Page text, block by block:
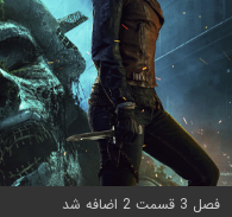
فصل 3 قسمت 2 اضافه شد